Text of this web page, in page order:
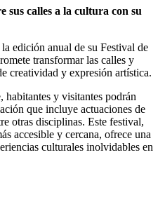
sus calles a la cultura con su
edición anual de su Festival de
transformar las calles y
creatividad y expresión artística.
habitantes y visitantes podrán
que incluye actuaciones de
otras disciplinas. Este festival,
accesible y cercana, ofrece una
culturales inolvidables en